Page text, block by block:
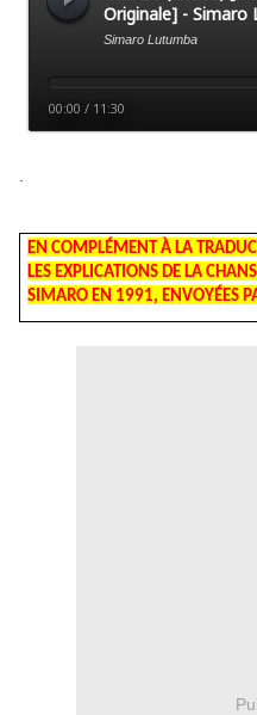
EN COMPLÉMENT À LA
LES EXPLICATIONS DE LA
SIMARO EN 1991, ENVOYÉES